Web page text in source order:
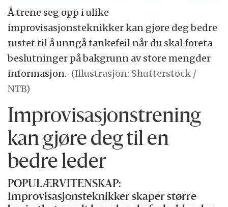
Å trene seg opp i ulike
improvisasjonsteknikker kan gjøre deg bedre
rustet til å unngå tankefeil når du skal foreta
beslutninger på bakgrunn av store mengder
informasjon. (Illustrasjon: Shutterstock /
NTB)
Improvisasjonstrening
kan gjøre deg til en
bedre leder
POPULÆRVITENSKAP:
Improvisasjonsteknikker skaper større